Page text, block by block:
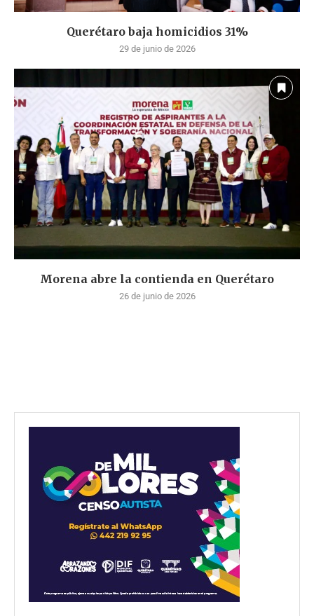
Querétaro baja homicidios 31%
29 de junio de 2026
Morena abre la contienda en Querétaro
26 de junio de 2026